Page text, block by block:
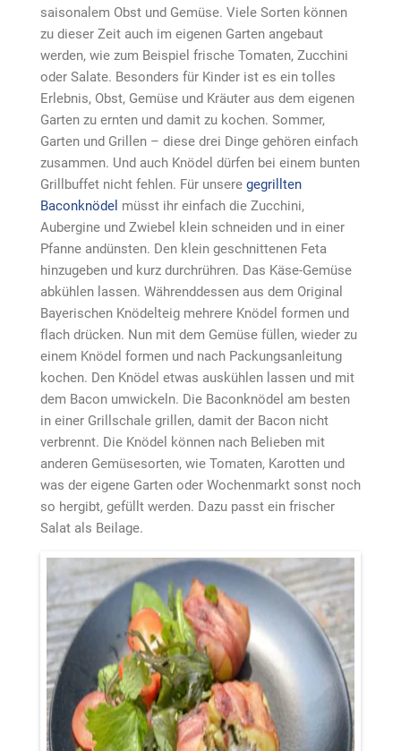
saisonalem Obst und Gemüse. Viele Sorten können
zu dieser Zeit auch im eigenen Garten angebaut
werden, wie zum Beispiel frische Tomaten, Zucchini
oder Salate. Besonders für Kinder ist es ein tolles
Erlebnis, Obst, Gemüse und Kräuter aus dem eigenen
Garten zu ernten und damit zu kochen. Sommer,
Garten und Grillen – diese drei Dinge gehören einfach
zusammen. Und auch Knödel dürfen bei einem bunten
Grillbuffet nicht fehlen. Für unsere gegrillten
Baconknödel müsst ihr einfach die Zucchini,
Aubergine und Zwiebel klein schneiden und in einer
Pfanne andünsten. Den klein geschnittenen Feta
hinzugeben und kurz durchrühren. Das Käse-Gemüse
abkühlen lassen. Währenddessen aus dem Original
Bayerischen Knödelteig mehrere Knödel formen und
flach drücken. Nun mit dem Gemüse füllen, wieder zu
einem Knödel formen und nach Packungsanleitung
kochen. Den Knödel etwas auskühlen lassen und mit
dem Bacon umwickeln. Die Baconknödel am besten
in einer Grillschale grillen, damit der Bacon nicht
verbrennt. Die Knödel können nach Belieben mit
anderen Gemüsesorten, wie Tomaten, Karotten und
was der eigene Garten oder Wochenmarkt sonst noch
so hergibt, gefüllt werden. Dazu passt ein frischer
Salat als Beilage.